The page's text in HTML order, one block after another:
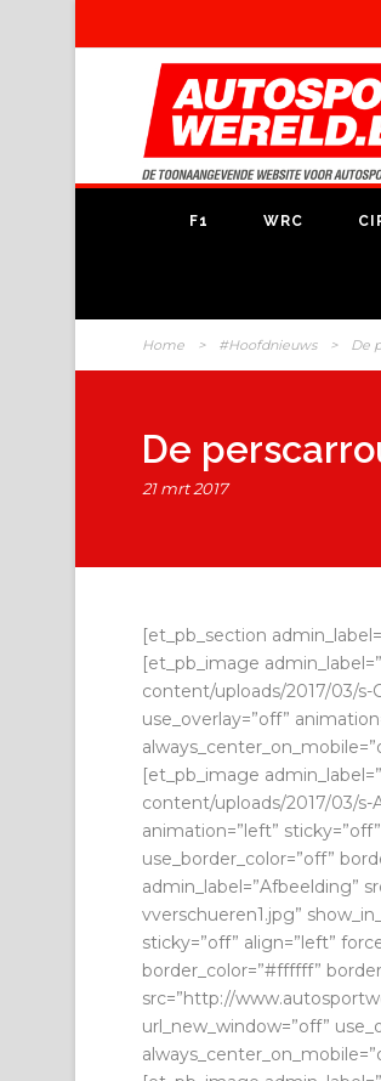
F1 WRC
Home > #Hoofdnieuws > De
De
21 mrt 2017
[et_pb_section
[et_pb_image
content/uploads/2017/03/s-
use_overlay=”off”
[et_pb_image
content/uploads/2017/03/s-
animation=”left”
use_border_color=”off”
admin_label=”Afbeelding”
vverschueren1.jpg”
sticky=”off” align=”left”
border_color=”#ffffff”
src=”http://
url_new_window=”off”